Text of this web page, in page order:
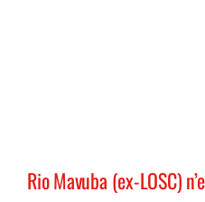
Rio Mavuba (ex-LOSC)